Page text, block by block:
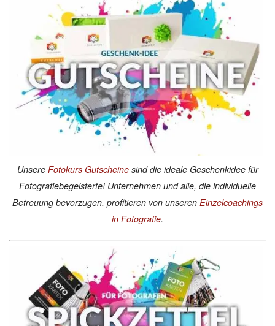
Unsere Fotokurs Gutscheinesind die ideale Geschenkidee für
Fotografiebegeisterte! Unternehmen und alle, die individuelle
Betreuung bevorzugen, profitieren von unseren Einzelcoachings
in Fotografie.